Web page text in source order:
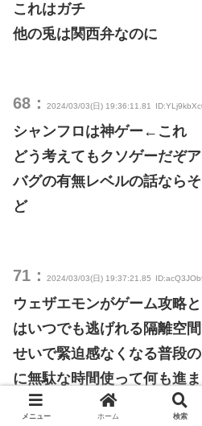
これはガチ
他の兎は関西弁なのに
68： 2024/03/03(日) 19:36:11.81
シャンフロは神ゲー←これ
どう考えてもクソゲーだぞ
バグの有無レベルの話なら
ど
71： 2024/03/03(日) 19:37:21.85
ウェザエモンがゲーム攻略
はいつでも逃げれる隔離空
せいで緊迫感なくなる普段
に無駄な時間使って何も進
メニュー ホーム 検索